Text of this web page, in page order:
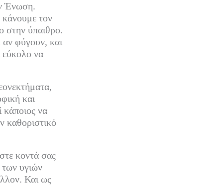
Ένωση.
τον
στην ύπαιθρο.
αν φύγουν, και
εύκολο να
και
να
καθοριστικό
κοντά σας
των υγιών
Και ως